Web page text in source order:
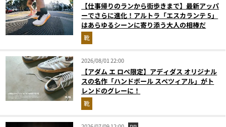
【仕事帰りのランから街歩きまで】最新アッパ
ーでさらに進化！アルトラ「エスカランテ 5」
はあらゆるシーンに寄り添う大人の相棒だ
靴
2026/08/01 22:00
【アダム エ ロペ限定】アディダス オリジナル
スの名作「ハンドボール スペツィアル」がト
レンドのグレーに！
靴